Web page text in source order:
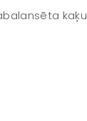
kaķu